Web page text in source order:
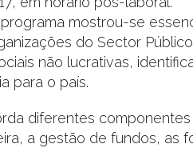
mostrou-se
do Sector
não lucrativas,
para o país.
diferentes
a gestão de fundos, as